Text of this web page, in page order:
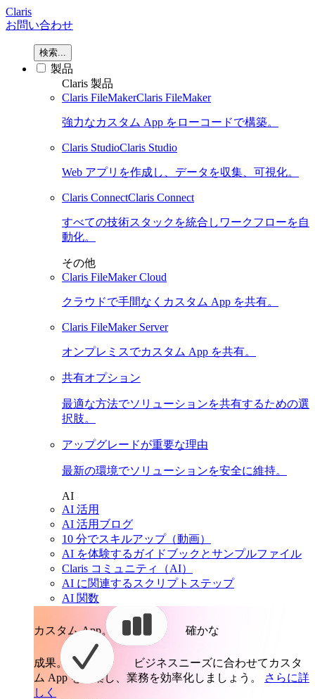
Claris
お問い合わせ
検索...
製品
Claris 製品
Claris FileMakerClaris FileMaker
強力なカスタム App をローコードで構築。
Claris StudioClaris Studio
Web アプリを作成し、データを収集、可視化。
Claris ConnectClaris Connect
すべての技術スタックを統合しワークフローを自
動化。
その他
Claris FileMaker Cloud
クラウドで手間なくカスタム App を共有。
Claris FileMaker Server
オンプレミスでカスタム App を共有。
共有オプション
最適な方法でソリューションを共有するための選
択肢。
アップグレードが重要な理由
最新の環境でソリューションを安全に維持。
AI
AI 活用
AI 活用ブログ
10 分でスキルアップ（動画）
AI を体験するガイドブックとサンプルファイル
Claris コミュニティ（AI）
AI に関連するスクリプトステップ
AI 関数
カスタム App。 確かな
成果。
ビジネスニーズに合わせてカスタ
ム App を構築し、業務を効率化しましょう。
さらに詳
しく